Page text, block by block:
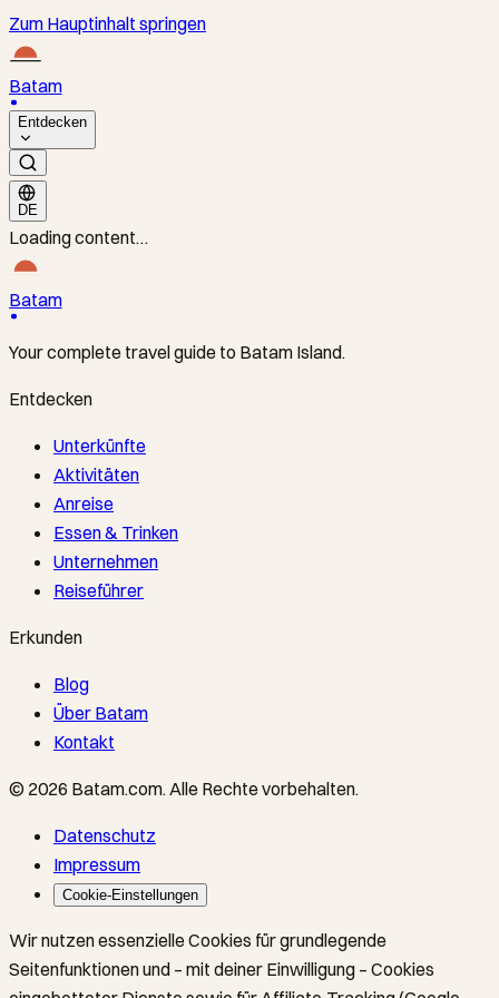
Zum Hauptinhalt springen
Batam
Entdecken
DE
Loading content…
Batam
Your complete travel guide to Batam Island.
Entdecken
Unterkünfte
Aktivitäten
Anreise
Essen & Trinken
Unternehmen
Reiseführer
Erkunden
Blog
Über Batam
Kontakt
© 2026 Batam.com.Alle Rechte vorbehalten.
Datenschutz
Impressum
Cookie-Einstellungen
Wir nutzen essenzielle Cookies für grundlegende
Seitenfunktionen und – mit deiner Einwilligung – Cookies